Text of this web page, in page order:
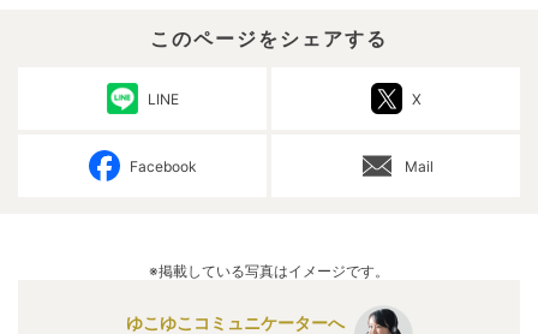
このページをシェアする
LINE X
Facebook Mail
※掲載している写真はイメージです。
ゆこゆこコミュニケーターへ